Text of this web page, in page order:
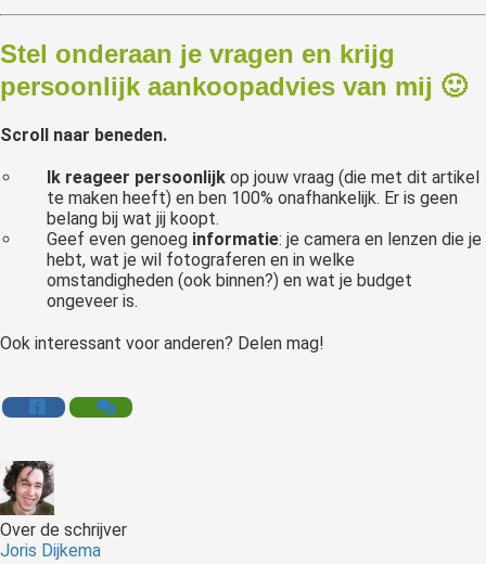
Stel onderaan je vragen en krijg
persoonlijk aankoopadvies van mij 🙂
Scroll naar beneden.
Ik reageer persoonlijk op jouw vraag (die met dit artikel
te maken heeft) en ben 100% onafhankelijk. Er is geen
belang bij wat jij koopt.
Geef even genoeg informatie: je camera en lenzen die je
hebt, wat je wil fotograferen en in welke
omstandigheden (ook binnen?) en wat je budget
ongeveer is.
Ook interessant voor anderen? Delen mag!
Over de schrijver
Joris Dijkema